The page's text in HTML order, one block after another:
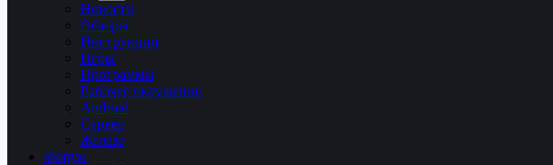
Новости
Обзоры
Инструкции
Игры
Программы
Рабочее окружение
Android
Сервер
Железо
Форум